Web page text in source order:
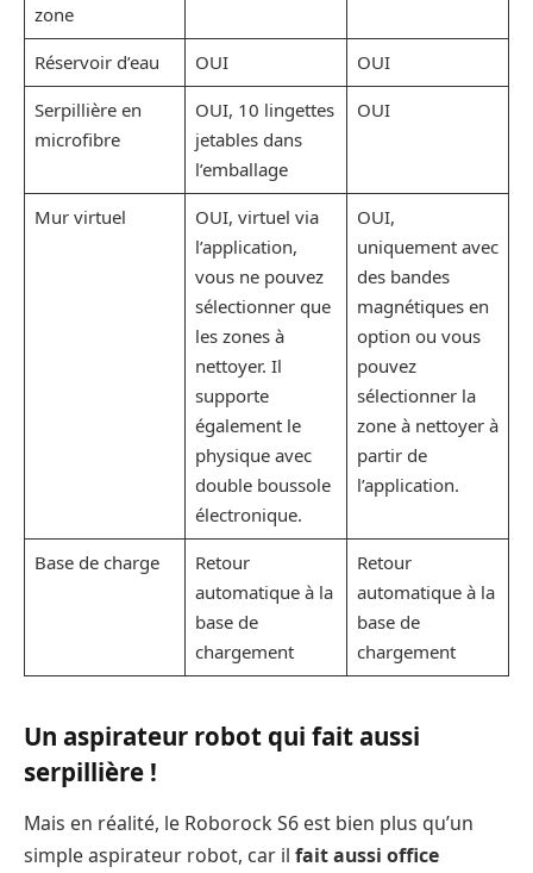
zone
Réservoir d’eau OUI
OUI
Serpillière en
microfibre
OUI, 10 lingettes
jetables dans
l’emballage
OUI
Mur virtuel
OUI, virtuel via
l’application,
vous ne pouvez
sélectionner que
les zones à
nettoyer. Il
supporte
également le
physique avec
double boussole
électronique.
OUI,
uniquement avec
des bandes
magnétiques en
option ou vous
pouvez
sélectionner la
zone à nettoyer à
partir de
l’application.
Base de charge
Retour
automatique à la
base de
chargement
Retour
automatique à la
base de
chargement
Un aspirateur robot qui fait aussi
serpillière !
Mais en réalité, le Roborock S6 est bien plus qu’un
simple aspirateur robot, car il fait aussi office